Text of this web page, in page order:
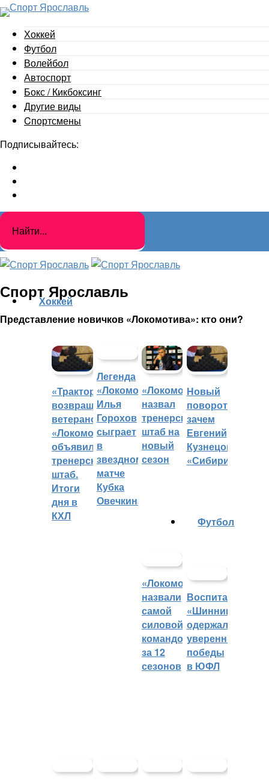
Хоккей
Футбол
Волейбол
Автоспорт
Бокс / Кикбоксинг
Другие виды
Cпортсмены
Подписывайтесь:
Спорт Ярославль
Представление новичков «Локомотива»: кто они?
Хоккей
«Трактор»
возвращает
ветеранов,
«Локомотив»
объявил
тренерский
штаб.
Итоги
дня в
КХЛ
Легенда
«Локомотива»
Илья
Горохов
сыграет
в
звездном
матче
Кубка
Овечкина
«Локомотив»
назвал
тренерский
штаб на
новый
сезон
Новый
поворот:
зачем
Евгений
Кузнецов
«Сибири»?
«Локомотив»
назвали
самой
силовой
командой
за 12
сезонов
Футбол
Воспитанники
«Шинника»
одержали
уверенные
победы
в ЮФЛ